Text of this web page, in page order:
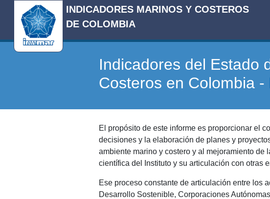
INDICADORES MARINOS Y COSTEROS
DE COLOMBIA
Indicadores del Estado
Costeros en Colombia -
El propósito de este informe es proporcionar el
decisiones y la elaboración de planes y
ambiente marino y costero y al mejoramiento
científica del Instituto y su articulación con otras
Ese proceso constante de articulación entre los
Desarrollo Sostenible, Corporaciones